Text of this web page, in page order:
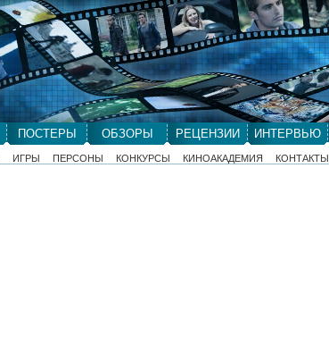
ПОСТЕРЫ ОБЗОРЫ РЕЦЕНЗИИ ИНТЕРВЬЮ
ИГРЫ ПЕРСОНЫ КОНКУРСЫ КИНОАКАДЕМИЯ КОНТАКТЫ